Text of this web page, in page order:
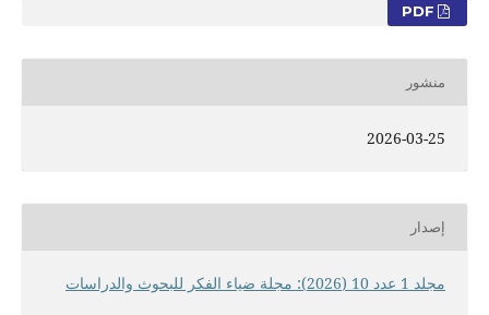
PDF
منشور
2026-03-25
إصدار
مجلد 1 عدد 10 (2026): مجلة ضياء الفكر للبحوث والدراسات